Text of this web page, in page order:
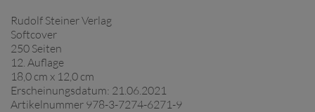
Rudolf Steiner Verlag
Softcover
250 Seiten
12. Auflage
18,0 cm x 12,0 cm
Erscheinungsdatum: 21.06.2021
Artikelnummer 978-3-7274-6271-9